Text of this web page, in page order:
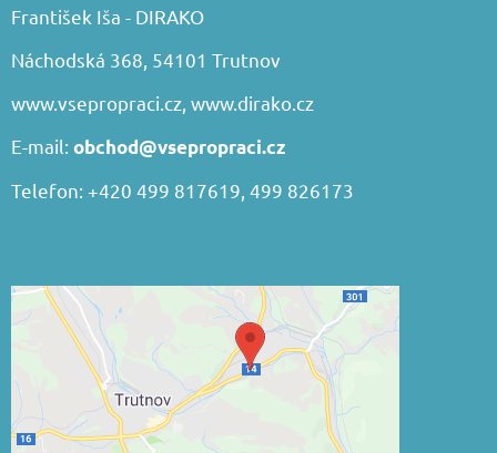
František Iša - DIRAKO
Náchodská 368, 54101 Trutnov
www.vsepropraci.cz www.dirako.cz
E-mail: obchod@vsepropraci.cz
Telefon: +420 499 817619, 499 826173